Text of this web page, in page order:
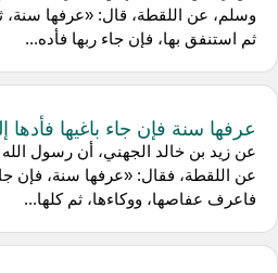
وسلم، عن اللقطة، قال: «عرفها سنة،
ثم استنفق بها، فإن جاء ربها فأده...
عرفها سنة فإن جاء باغيها فأدها
عن زيد بن خالد الجهني، أن رسول
عن اللقطة، فقال: «عرفها سنة، فإن جاء
فاعرف عفاصها، ووكاءها، ثم كلها...